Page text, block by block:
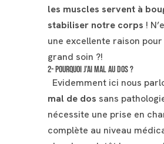
les muscles servent à
stabiliser notre corps !
une excellente raison
grand soin ?!
2- Pourquoi j’ai mal au dos ?
Evidemment ici nous
mal de dos sans
nécessite une prise en
complète au niveau